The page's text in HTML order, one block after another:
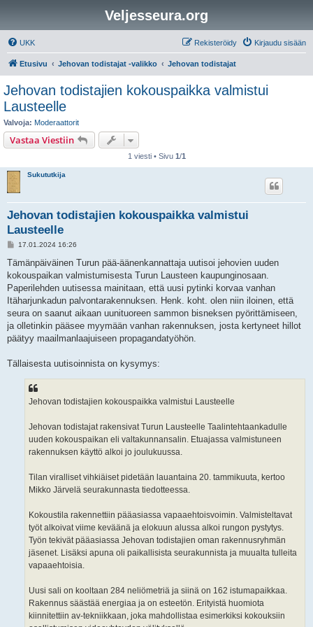
Veljesseura.org
UKK Kirjaudu sisään
Rekisteröidy
Etusivu Jehovan todistajat -valikko Jehovan todistajat
Jehovan todistajien kokouspaikka valmistui
Lausteelle
Valvoja: Moderaattorit
Vastaa Viestiin
1 viesti • Sivu 1/1
Sukututkija
Jehovan todistajien kokouspaikka valmistui
Lausteelle
V
e
t
i
17.01.2024 16:26
Tämänpäiväinen Turun pää-äänenkannattaja uutisoi jehovien uuden
kokouspaikan valmistumisesta Turun Lausteen kaupunginosaan.
Paperilehden uutisessa mainitaan, että uusi pytinki korvaa vanhan
Itäharjunkadun palvontarakennuksen. Henk. koht. olen niin iloinen, että
seura on saanut aikaan uunituoreen sammon bisneksen pyörittämiseen,
ja olletinkin pääsee myymään vanhan rakennuksen, josta kertyneet hillot
päätyy maailmanlaajuiseen propagandatyöhön.
Tällaisesta uutisoinnista on kysymys:
Jehovan todistajien kokouspaikka valmistui Lausteelle
Jehovan todistajat rakensivat Turun Lausteelle Taalintehtaankadulle
uuden kokouspaikan eli valtakunnansalin. Etuajassa valmistuneen
rakennuksen käyttö alkoi jo joulukuussa.
Tilan viralliset vihkiäiset pidetään lauantaina 20. tammikuuta, kertoo
Mikko Järvelä seurakunnasta tiedotteessa.
Kokoustila rakennettiin pääasiassa vapaaehtoisvoimin. Valmisteltavat
työt alkoivat viime keväänä ja elokuun alussa alkoi rungon pystytys.
Työn tekivät pääasiassa Jehovan todistajien oman rakennusryhmän
jäsenet. Lisäksi apuna oli paikallisista seurakunnista ja muualta tulleita
vapaaehtoisia.
Uusi sali on kooltaan 284 neliömetriä ja siinä on 162 istumapaikkaa.
Rakennus säästää energiaa ja on esteetön. Erityistä huomiota
kiinnitettiin av-tekniikkaan, joka mahdollistaa esimerkiksi kokouksiin